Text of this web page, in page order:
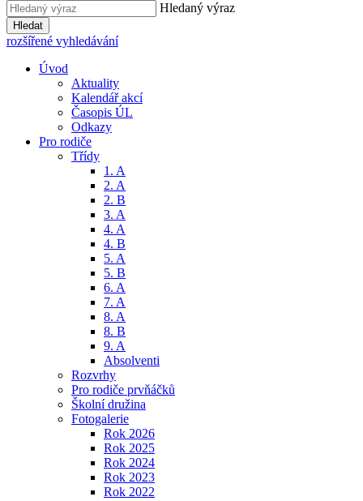
Hledaný výraz
Hledat
rozšířené vyhledávání
Úvod
Aktuality
Kalendář akcí
Časopis ÚL
Odkazy
Pro rodiče
Třídy
1. A
2. A
2. B
3. A
4. A
4. B
5. A
5. B
6. A
7. A
8. A
8. B
9. A
Absolventi
Rozvrhy
Pro rodiče prvňáčků
Školní družina
Fotogalerie
Rok 2026
Rok 2025
Rok 2024
Rok 2023
Rok 2022